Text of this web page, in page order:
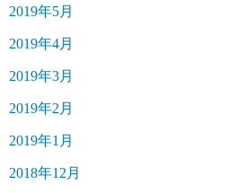
2019年5月
2019年4月
2019年3月
2019年2月
2019年1月
2018年12月